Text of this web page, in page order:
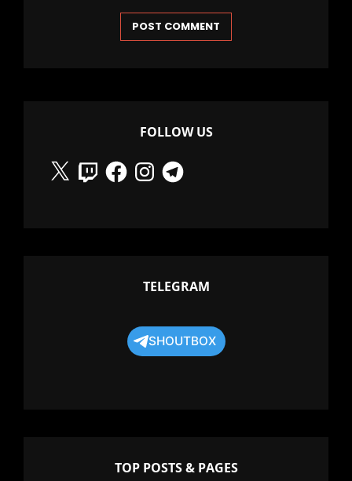
FOLLOW US
X
TwitchFacebookInstagramTelegram
TELEGRAM
SHOUTBOX
TOP POSTS & PAGES